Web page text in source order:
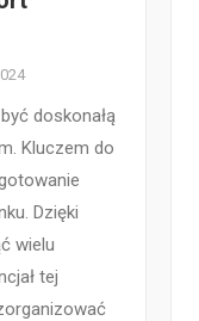
doskonałą
Kluczem do
Dzięki
wielu
tej